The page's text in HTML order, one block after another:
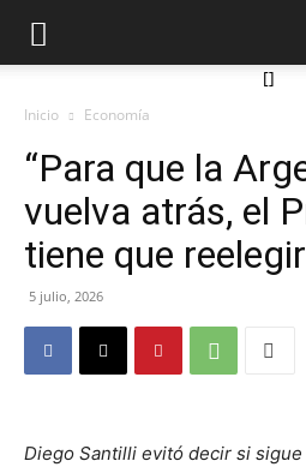
[]
Inicio Economía
“Para que la
vuelva atrás, el
tiene que
5 julio, 2026
Diego Santilli evitó decir si